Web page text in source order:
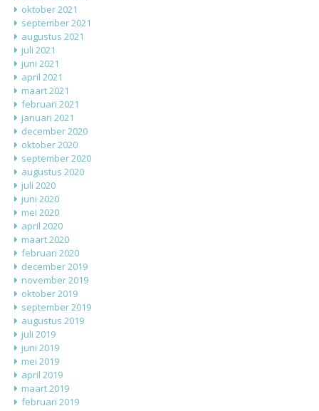
oktober 2021
september 2021
augustus 2021
juli 2021
juni 2021
april 2021
maart 2021
februari 2021
januari 2021
december 2020
oktober 2020
september 2020
augustus 2020
juli 2020
juni 2020
mei 2020
april 2020
maart 2020
februari 2020
december 2019
november 2019
oktober 2019
september 2019
augustus 2019
juli 2019
juni 2019
mei 2019
april 2019
maart 2019
februari 2019